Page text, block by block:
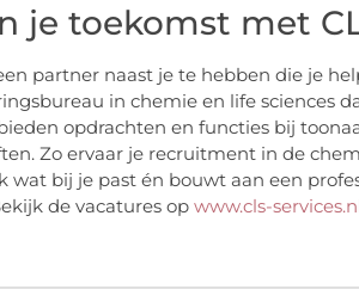
je toekomst met
partner naast je te hebben die je
in chemie en life sciences
opdrachten en functies bij
Zo ervaar je recruitment in de
bij je past én bouwt aan een
de vacatures op www.cls-